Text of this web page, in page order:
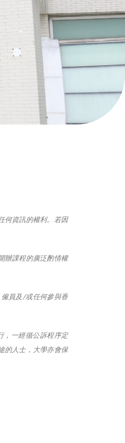
何資訊的權利。若因
辦課程的廣泛酌情權
員及/或任何參與香
，一經循公訴程序定
的人士，大學亦會保